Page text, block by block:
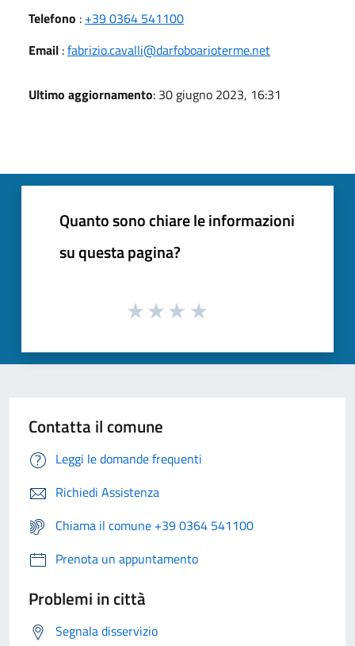
Telefono : +39 0364 541100
Email :fabrizio.cavalli@darfoboarioterme.net
Ultimo aggiornamento: 30 giugno 2023, 16:31
Quanto sono chiare le informazioni
su questa pagina?
Contatta il comune
Leggi le domande frequenti
Richiedi Assistenza
Chiama il comune +39 0364 541100
Prenota un appuntamento
Problemi in città
Segnala disservizio